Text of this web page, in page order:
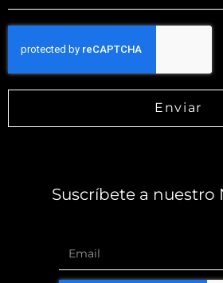
Enviar
Suscríbete a nuestro